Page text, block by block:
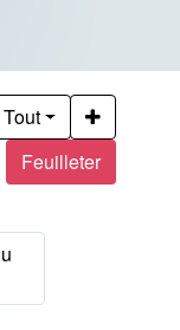
Feuilleter
Tout